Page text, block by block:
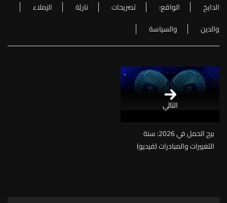
الدايخ الواقع: تصريحات ناريّة
الزملاء
والدين
والسياسة
التالي
برج الحمل في 2026: سنة
التغييرات والمبادرات (فيديو)